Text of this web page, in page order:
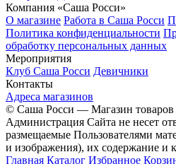
Компания «Саша Росси»
О магазине Работа в Саша Росси
Политика конфиденциальности
обработку персональных данных
Мероприятия
Клуб Саша Росси Девичники
Контакты
Адреса магазинов
© Саша Росси — Магазин товаров
Администрация Сайта не несет
размещаемые Пользователями
и изображения), их содержание и
Главная Каталог Избранное